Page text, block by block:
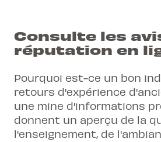
Consulte les
réputation en
Pourquoi est-ce un bon
retours d'expérience
une mine d'informations
donnent un aperçu de la
l'enseignement, de